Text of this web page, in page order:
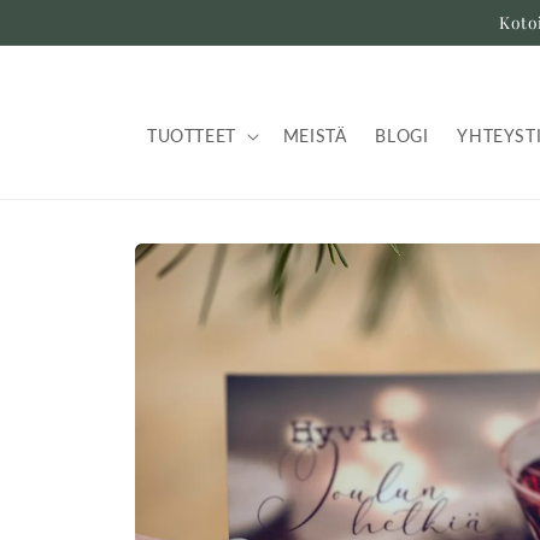
sisältöön
TUOTTEET MEISTÄ BLOGI
Siirry
tuotetietoihin